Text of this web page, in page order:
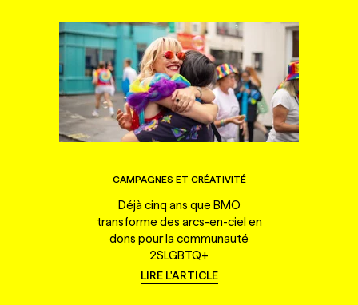
CAMPAGNES ET CRÉATIVITÉ
Déjà cinq ans que BMO
transforme des arcs-en-ciel en
dons pour la communauté
2SLGBTQ+
LIRE L'ARTICLE